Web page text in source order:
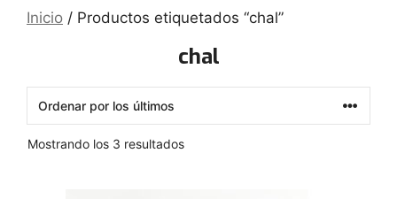
Inicio / Productos etiquetados “chal”
chal
Mostrando los 3 resultadosOrdenado